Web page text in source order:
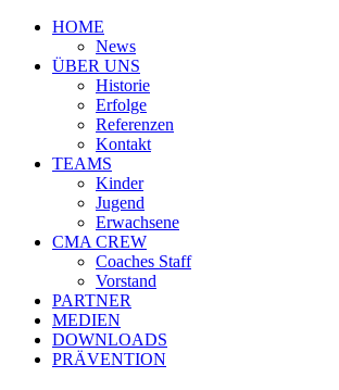
HOME
News
ÜBER UNS
Historie
Erfolge
Referenzen
Kontakt
TEAMS
Kinder
Jugend
Erwachsene
CMA CREW
Coaches Staff
Vorstand
PARTNER
MEDIEN
DOWNLOADS
PRÄVENTION